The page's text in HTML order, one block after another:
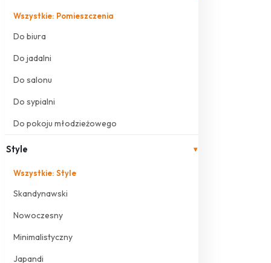
Wszystkie: Pomieszczenia
Do biura
Do jadalni
Do salonu
Do sypialni
Do pokoju młodzieżowego
Style ▾
Wszystkie: Style
Skandynawski
Nowoczesny
Minimalistyczny
Japandi